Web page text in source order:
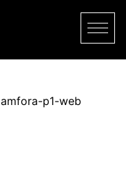
amfora-p1-web